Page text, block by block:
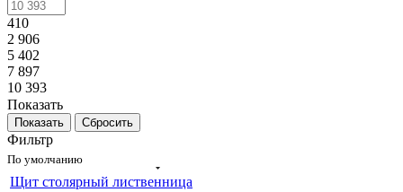
410
2 906
5 402
7 897
10 393
Показать
Сбросить
Фильтр
По умолчанию
Щит столярный лиственница